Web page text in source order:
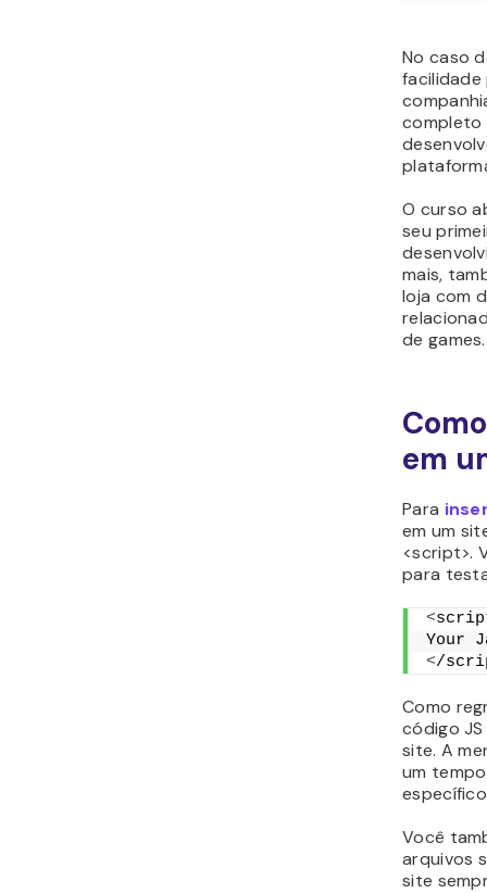
No caso
facilidade
completo
O curso
seu
mais,
loja com
de games.
em
Para
em um
<script>.
para
<
Your
</
Como
código
site. A
um
Você
arquivos
site